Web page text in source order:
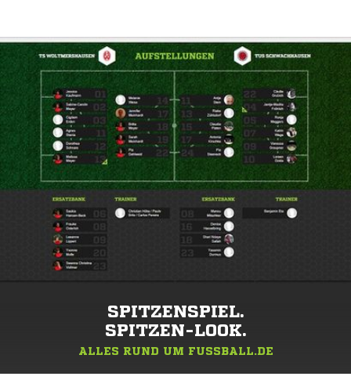
SPITZENSPIEL.
SPITZEN-LOOK.
ALLES RUND UM FUSSBALL.DE